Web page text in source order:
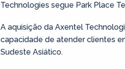
Technologies segue Park Place
A aquisição da Axentel
capacidade de atender clientes
Sudeste Asiático.